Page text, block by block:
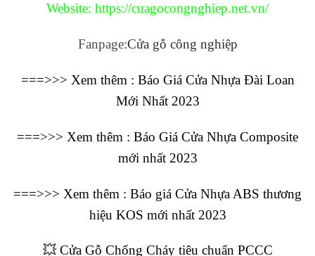
Website: https://cuagocongnghiep.net.vn/
Fanpage:Cửa gỗ công nghiệp
===>>> Xem thêm : Báo Giá Cửa Nhựa Đài Loan
Mới Nhất 2023
===>>> Xem thêm : Báo Giá Cửa Nhựa Composite
mới nhất 2023
===>>> Xem thêm : Báo giá Cửa Nhựa ABS thương
hiệu KOS mới nhất 2023
💥 Cửa Gỗ Chống Cháy tiêu chuẩn PCCC